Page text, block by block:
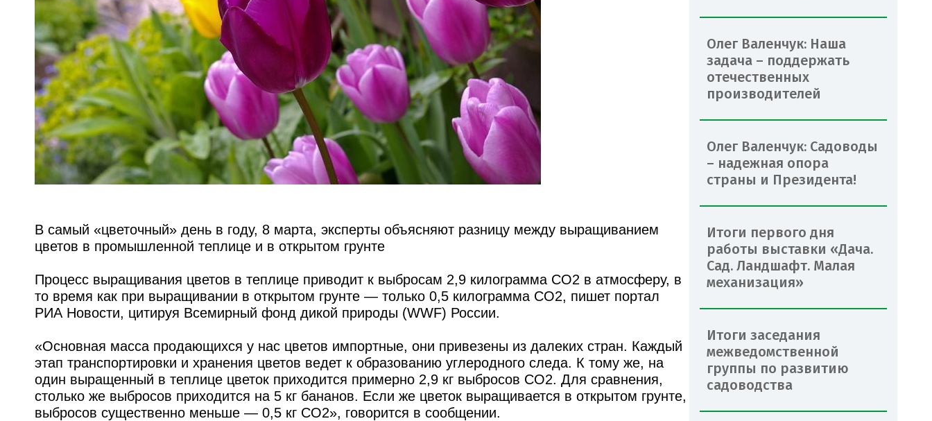
В самый «цветочный» день в году, 8 марта, эксперты объясняют разницу между выращиванием
цветов в промышленной теплице и в открытом грунте
Процесс выращивания цветов в теплице приводит к выбросам 2,9 килограмма СО2 в атмосферу, в
то время как при выращивании в открытом грунте — только 0,5 килограмма СО2, пишет портал
РИА Новости, цитируя Всемирный фонд дикой природы (WWF) России.
«Основная масса продающихся у нас цветов импортные, они привезены из далеких стран. Каждый
этап транспортировки и хранения цветов ведет к образованию углеродного следа. К тому же, на
один выращенный в теплице цветок приходится примерно 2,9 кг выбросов CO2. Для сравнения,
столько же выбросов приходится на 5 кг бананов. Если же цветок выращивается в открытом грунте,
выбросов существенно меньше — 0,5 кг CO2», говорится в сообщении.
Олег Валенчук: Наша
задача – поддержать
отечественных
производителей
Олег Валенчук: Садоводы
– надежная опора
страны и Президента!
Итоги первого дня
работы выставки «Дача.
Сад. Ландшафт. Малая
механизация»
Итоги заседания
межведомственной
группы по развитию
садоводства